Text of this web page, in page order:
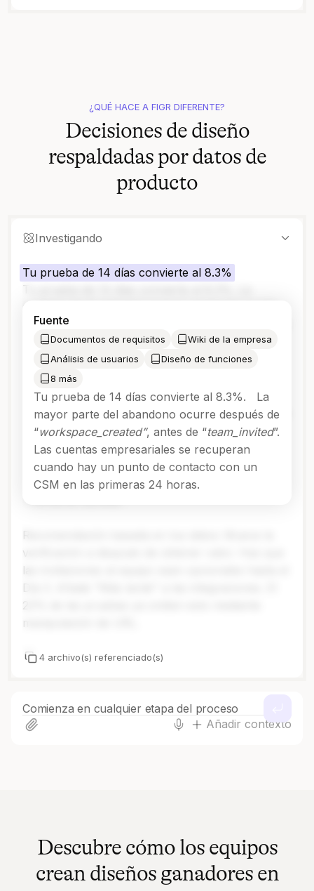
¿QUÉ HACE A FIGR DIFERENTE?
Decisiones de diseño
respaldadas por datos de
producto
Investigando
Tu prueba de 14 días convierte al 8.3%
Fuente
Documentos de requisitos
Wiki de la empresa
Análisis de usuarios
Diseño de funciones
8 más
Tu prueba de 14 días convierte al 8.3%. La
mayor parte del abandono ocurre después de
“workspace_created”, antes de “team_invited”.
Las cuentas empresariales se recuperan
cuando hay un punto de contacto con un
CSM en las primeras 24 horas.
Tu prueba de 14 días convierte al 8.3%. La
mediana de la industria para tu segmento es del
18.7%. ¿La brecha? Tres momentos críticos: Paso
2: Verificación de correo electrónico antes de
obtener valor → 34% de abandono; Paso 5:
Invitación al equipo requerida al inicio → 41%
nunca la completa y Paso 7: Configuración de
integración sin opción de omitir → 28% abandona.
Patrones exitosos de productos similares; Slack:
Muestra valor primero, verifica después → 2.4x
aumento en la activación. Linear: Revelación
progresiva de funciones → 67% alcanzan el
Recomendación basada en tus datos: Mueve la
verificación a después de obtener valor. Haz que
las invitaciones al equipo sean opcionales hasta el
22% de las pruebas ya omiten esto mediante
manipulación de URL.
4 archivo(s) referenciado(s)
Comienza en cualquier etapa del proceso
Añadir contexto
Descubre cómo los equipos
crean diseños ganadores en